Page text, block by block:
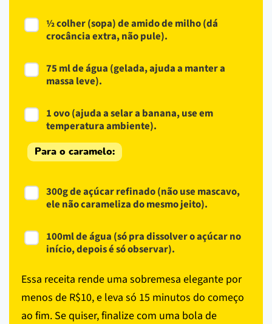
½ colher (sopa) de amido de milho (dá
crocância extra, não pule).
75 ml de água (gelada, ajuda a manter a
massa leve).
1 ovo (ajuda a selar a banana, use em
temperatura ambiente).
Para o caramelo:
300g de açúcar refinado (não use mascavo,
ele não carameliza do mesmo jeito).
100ml de água (só pra dissolver o açúcar no
início, depois é só observar).
Essa receita rende uma sobremesa elegante por
menos de R$10, e leva só 15 minutos do começo
ao fim. Se quiser, finalize com uma bola de